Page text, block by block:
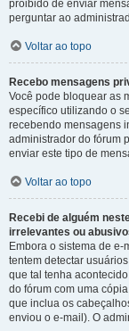
proibido de enviar
perguntar ao
Voltar ao topo
Recebo mensagens
Você pode bloquear as
específico utilizando o
recebendo mensagens
administrador do fórum
enviar este tipo de
Voltar ao topo
Recebi de alguém
irrelevantes ou
Embora o sistema de
tentem detectar
que tal tenha
do fórum com uma
que inclua os
enviou o e-mail). O